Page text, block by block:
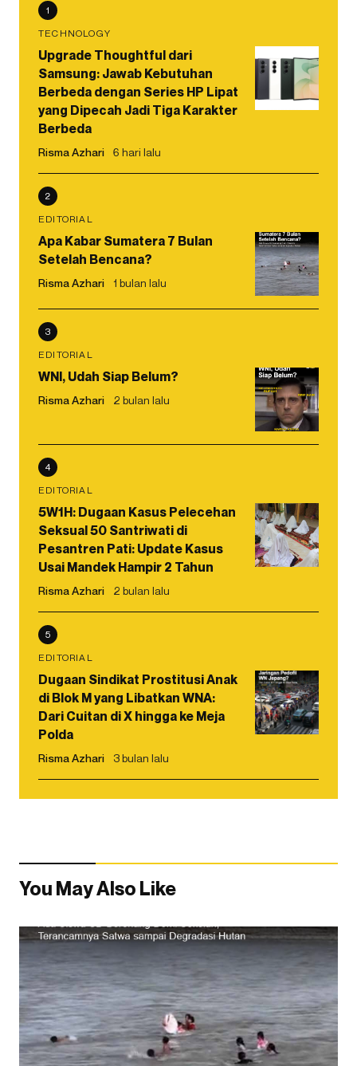
1
TECHNOLOGY
Upgrade Thoughtful dari
Samsung: Jawab Kebutuhan
Berbeda dengan Series HP Lipat
yang Dipecah Jadi Tiga Karakter
Berbeda
Risma Azhari 6 hari lalu
2
EDITORIAL
Apa Kabar Sumatera 7 Bulan
Setelah Bencana?
Risma Azhari 1 bulan lalu
3
EDITORIAL
WNI, Udah Siap Belum?
Risma Azhari 2 bulan lalu
4
EDITORIAL
5W1H: Dugaan Kasus Pelecehan
Seksual 50 Santriwati di
Pesantren Pati: Update Kasus
Usai Mandek Hampir 2 Tahun
Risma Azhari 2 bulan lalu
5
EDITORIAL
Dugaan Sindikat Prostitusi Anak
di Blok M yang Libatkan WNA:
Dari Cuitan di X hingga ke Meja
Polda
Risma Azhari 3 bulan lalu
You May Also Like